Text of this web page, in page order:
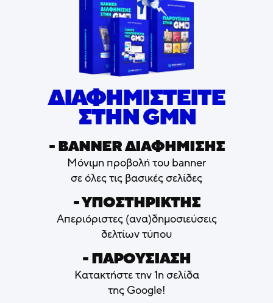
ΔΙΑΦΗΜΙΣΤΕΙΤΕ
ΣΤΗΝ GMN
- ΒΑNNER ΔΙΑΦΗΜΙΣΗΣ
Μόνιμη προβολή του banner
σε όλες τις βασικές σελίδες
- ΥΠΟΣΤΗΡΙΚΤΗΣ
Απεριόριστες (ανα)δημοσιεύσεις
δελτίων τύπου
- ΠΑΡΟΥΣΙΑΣΗ
Κατακτήστε την 1η σελίδα
της Google!